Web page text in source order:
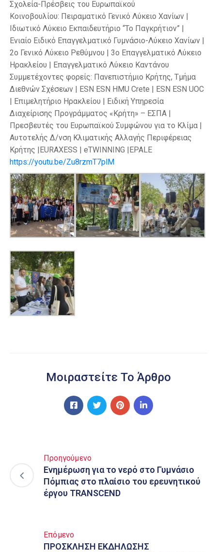
Σχολεία-Πρέσβεις του Ευρωπαϊκού
Κοινοβουλίου: Πειραματικό Γενικό Λύκειο Χανίων |
Ιδιωτικό Λύκειο Εκπαιδευτήριο “Το Παγκρήτιον” |
Ενιαίο Ειδικό Επαγγελματικό Γυμνάσιο-Λύκειο Χανίων |
2ο Γενικό Λύκειο Ρεθύμνου | 3ο Επαγγελματικό Λύκειο
Ηρακλείου | Επαγγελματικό Λύκειο Καντάνου
Συμμετέχοντες φορείς: Πανεπιστήμιο Κρήτης, Τμήμα
Διεθνών Σχέσεων | ESN ESN HMU Crete | ESN ESN UOC
| Επιμελητήριο Ηρακλείου | Ειδική Υπηρεσία
Διαχείρισης Προγράμματος «Κρήτη» – ΕΣΠΑ |
Πρεσβευτές του Ευρωπαϊκού Συμφώνου για το Κλίμα |
Αυτοτελής Δ/νση Κλιματικής Αλλαγής Περιφέρειας
Κρήτης |EURAXESS | eTWINNING |EPALE
https://youtu.be/Zu8rzmT7plM
Μοιραστείτε Το Άρθρο
Προηγούμενο
Ενημέρωση για το νερό στο Γυμνάσιο
Πόμπιας στο πλαίσιο του ερευνητικού
έργου TRANSCEND
Επόμενο
ΠΡΟΣΚΛΗΣΗ ΕΚΔΗΛΩΣΗΣ